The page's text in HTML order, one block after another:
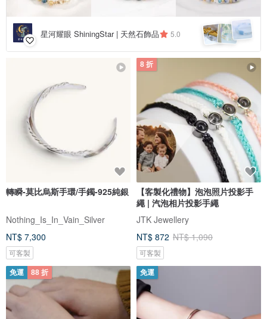
星河耀眼 ShiningStar | 天然石飾品 5.0
轉瞬-莫比烏斯手環/手鐲-925純銀
Nothing_Is_In_Vain_Silver
NT$ 7,300
可客製
8 折
【客製化禮物】泡泡照片投影手
繩 | 汽泡相片投影手繩
JTK Jewellery
NT$ 872 NT$ 1,090
可客製
免運 88 折 免運